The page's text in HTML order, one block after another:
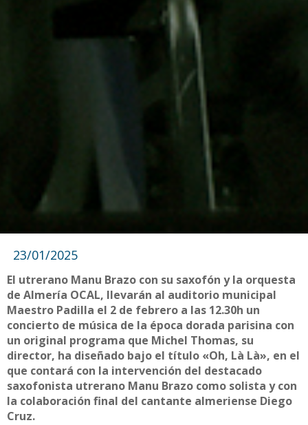
23/01/2025
El utrerano Manu Brazo con su saxofón y la orquesta
de Almería OCAL, llevarán al auditorio municipal
Maestro Padilla el 2 de febrero a las 12.30h un
concierto de música de la época dorada parisina con
un original programa que Michel Thomas, su
director, ha diseñado bajo el título «Oh, Là Là», en el
que contará con la intervención del destacado
saxofonista utrerano Manu Brazo como solista y con
la colaboración final del cantante almeriense Diego
Cruz.